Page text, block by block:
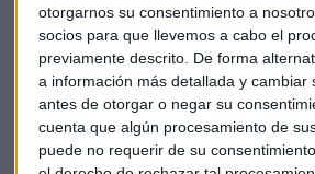
otorgarnos su consentimiento a
socios para que llevemos a cabo el
previamente descrito. De forma
a información más detallada y cambiar
antes de otorgar o negar su
cuenta que algún procesamiento de
puede no requerir de su
http://nymag.com/scienceofus/2014/
want-workdays-to-start-later.html